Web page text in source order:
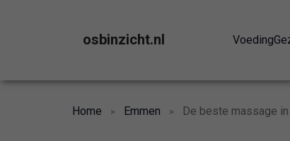
osbinzicht.nl Voeding
Home Emmen De beste massage